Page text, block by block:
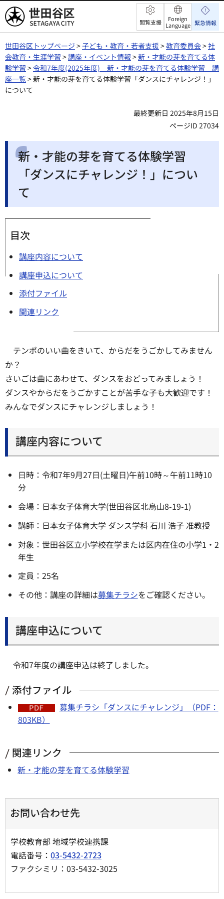
世田谷区 閲覧支援
Foreign
Language 緊急情報
世田谷区トップページ >子ども・教育・若者支援>教育委員会>社
会教育・生涯学習 >講座・イベント情報 >新・才能の芽を育てる体
験学習 >令和7年度(2025年度) 新・才能の芽を育てる体験学習 講
座一覧> 新・才能の芽を育てる体験学習「ダンスにチャレンジ！」
について
最終更新日 2025年8月15日
ページID 27034
新・才能の芽を育てる体験学習
「ダンスにチャレンジ！」につい
て
目次
講座内容について
講座申込について
添付ファイル
関連リンク
テンポのいい曲をきいて、からだをうごかしてみません
か？
さいごは曲にあわせて、ダンスをおどってみましょう！
ダンスやからだをうごかすことが苦手な子も大歓迎です！
みんなでダンスにチャレンジしましょう！
講座内容について
日時：令和7年9月27日(土曜日)午前10時～午前11時10
分
会場：日本女子体育大学(世田谷区北烏山8-19-1)
講師：日本女子体育大学 ダンス学科 石川 浩子 准教授
対象：世田谷区立小学校在学または区内在住の小学1・2
年生
定員：25名
その他：講座の詳細は募集チラシをご確認ください。
講座申込について
令和7年度の講座申込は終了しました。
添付ファイル
募集チラシ「ダンスにチャレンジ」（PDF：
803KB）
関連リンク
新・才能の芽を育てる体験学習
お問い合わせ先
学校教育部 地域学校連携課
電話番号： 03-5432-2723
ファクシミリ：03-5432-3025